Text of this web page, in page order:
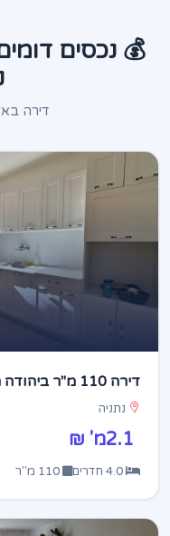
💰 נכסים
דירה
דירה 110 מ"ר ביהודה הנשיא | פינוי-בינוי | נתניה
נתניה
2.1מ' ₪